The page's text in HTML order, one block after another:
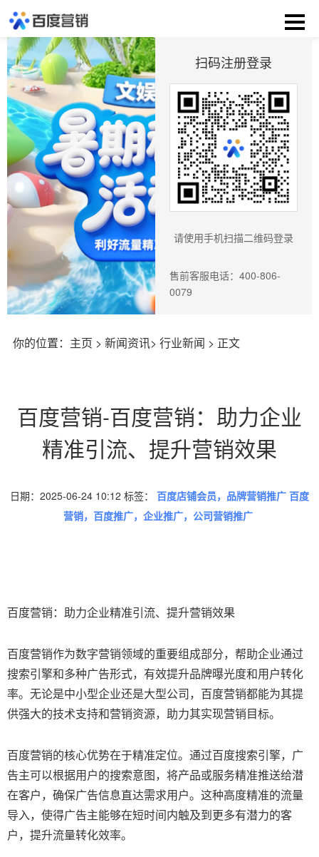
扫码注册登录
请使用手机扫描二维码登录
售前客服电话：400-806-
0079
你的位置： 主页 > 新闻资讯> 行业新闻 > 正文
百度营销-百度营销：助力企业
精准引流、提升营销效果
日期：2025-06-24 10:12 标签： 百度店铺会员，品牌营销推广 百度
营销，百度推广，企业推广，公司营销推广
百度营销：助力企业精准引流、提升营销效果
百度营销作为数字营销领域的重要组成部分，帮助企业通过
搜索引擎和多种广告形式，有效提升品牌曝光度和用户转化
率。无论是中小型企业还是大型公司，百度营销都能为其提
供强大的技术支持和营销资源，助力其实现营销目标。
百度营销的核心优势在于精准定位。通过百度搜索引擎，广
告主可以根据用户的搜索意图，将产品或服务精准推送给潜
在客户，确保广告信息直达需求用户。这种高度精准的流量
导入，使得广告主能够在短时间内触及到更多有潜力的客
户，提升流量转化效率。